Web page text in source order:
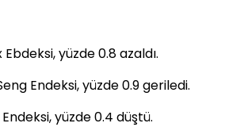
yüzde 0.8 azaldı.
Endeksi, yüzde 0.9 geriledi.
yüzde 0.4 düştü.